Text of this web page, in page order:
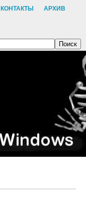
КОНТАКТЫ АРХИВ
Поиск